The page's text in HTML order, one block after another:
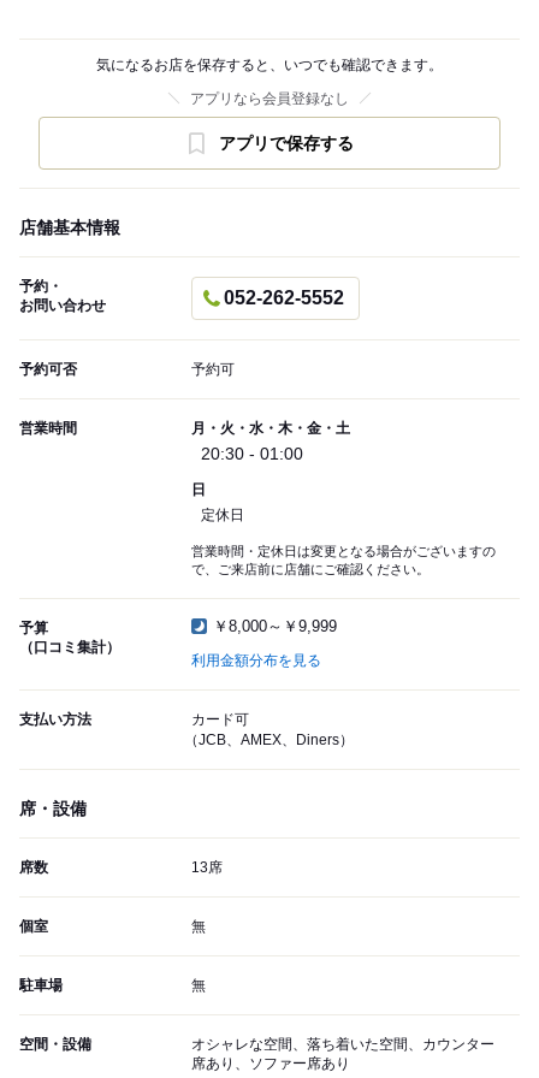
気になるお店を保存すると、いつでも確認できます。
アプリなら会員登録なし
アプリで保存する
店舗基本情報
予約・
お問い合わせ
052-262-5552
予約可否 予約可
営業時間 月・火・水・木・金・土
20:30 - 01:00
日
定休日
営業時間・定休日は変更となる場合がございますの
で、ご来店前に店舗にご確認ください。
予算
（口コミ集計）
￥8,000～￥9,999
利用金額分布を見る
支払い方法
カード可
（JCB、AMEX、Diners）
席・設備
席数 13席
個室 無
駐車場 無
空間・設備
オシャレな空間、落ち着いた空間、カウンター
席あり、ソファー席あり